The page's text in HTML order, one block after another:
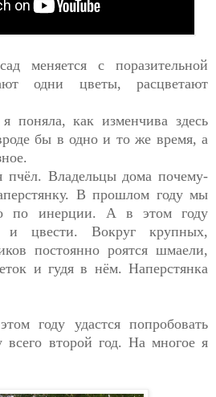
меняется с поразительной
одни цветы, расцветают
поняла, как изменчива здесь
бы в одно и то же время, а
Владельцы дома почему-
В прошлом году мы
по инерции. А в этом году
и цвести. Вокруг крупных,
постоянно роятся шмаели,
и гудя в нём. Наперстянка
году удастся попробовать
второй год. На многое я